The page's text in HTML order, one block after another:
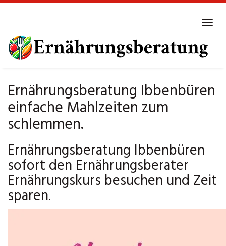
main
content
Ernährungsberatung Ibbenbüren
einfache Mahlzeiten zum
schlemmen.
Ernährungsberatung Ibbenbüren
sofort den Ernährungsberater
Ernährungskurs besuchen und Zeit
sparen.